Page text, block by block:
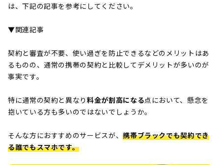
は、下記の記事を参考にしてください。
▼関連記事
契約と審査が不要、使い過ぎを防止できるなどのメリットはあ
るものの、通常の携帯の契約と比較してデメリットが多いのが
事実です。
特に通常の契約と異なり料金が割高になる点において、懸念を
抱いている方も多いのではないでしょうか。
そんな方におすすめのサービスが、携帯ブラックでも契約でき
る誰でもスマホです。